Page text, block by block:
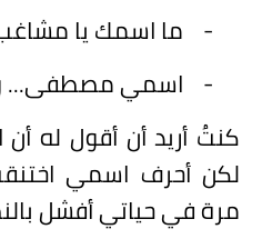
- ما اسمك يا
- اسمي مصطفى...
كنتُ أريد أن أقول له
لكن أحرف اسمي
مرة في حياتي أفشل